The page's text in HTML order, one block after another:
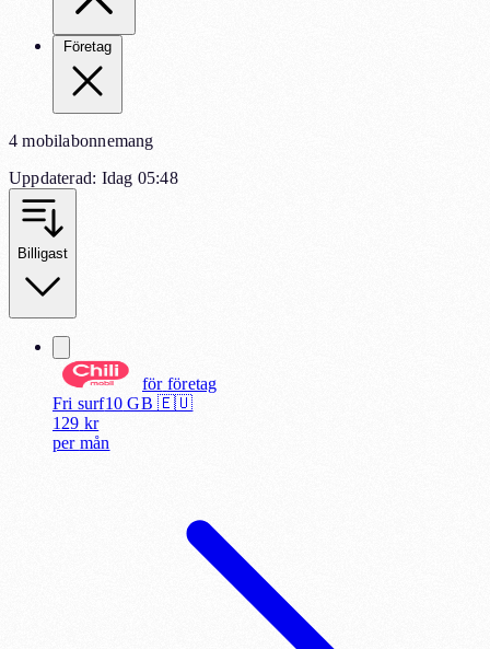
Företag
4 mobilabonnemang
Uppdaterad: Idag 05:48
Billigast
för företag
Fri surf10 GB 🇪🇺
129 kr
per mån